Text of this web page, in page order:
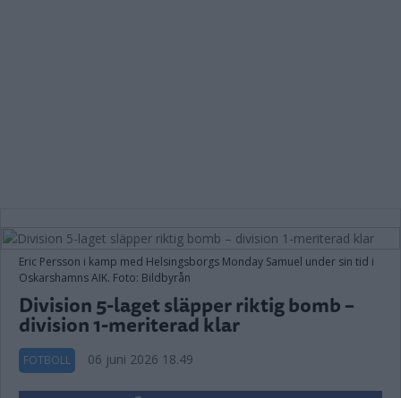
Eric Persson i kamp med Helsingsborgs Monday Samuel under sin tid i
Oskarshamns AIK. Foto: Bildbyrån
Division 5-laget släpper riktig bomb –
division 1-meriterad klar
FOTBOLL 06 juni 2026 18.49